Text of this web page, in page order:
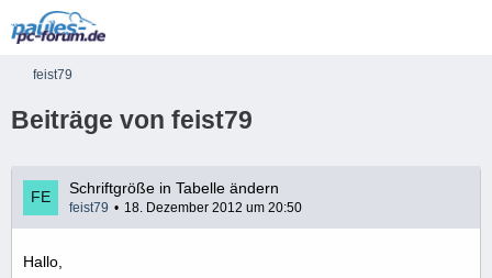
feist79
Beiträge von feist79
Schriftgröße in Tabelle ändern
feist79 18. Dezember 2012 um 20:50
Hallo,